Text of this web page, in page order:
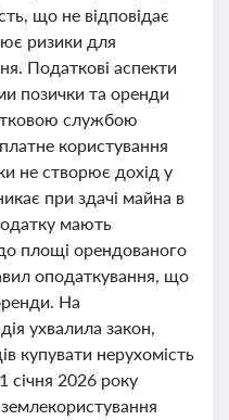
що не відповідає
ризики для
Податкові аспекти
позички та оренди
службою
користування
не створює дохід у
при здачі майна в
мають
площі орендованого
оподаткування, що
На
ухвалила закон,
купувати нерухомість
січня 2026 року